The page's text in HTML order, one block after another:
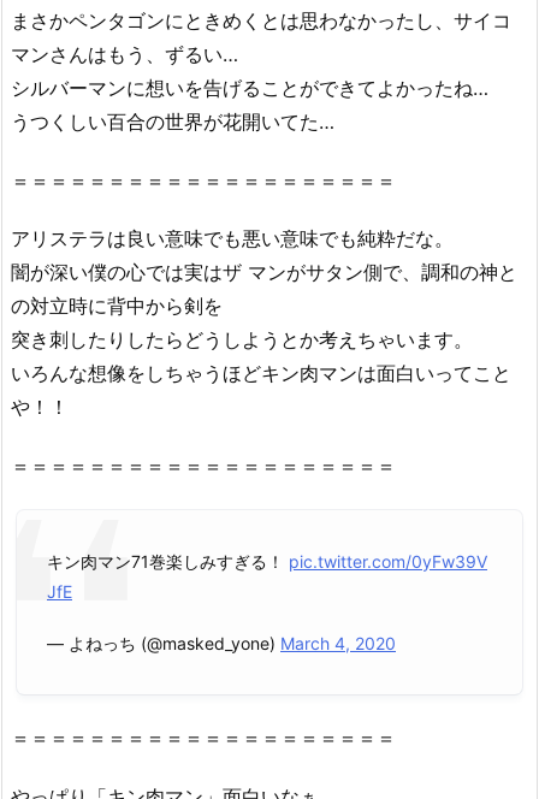
まさかペンタゴンにときめくとは思わなかったし、サイコ
マンさんはもう、ずるい…
シルバーマンに想いを告げることができてよかったね…
うつくしい百合の世界が花開いてた…
＝＝＝＝＝＝＝＝＝＝＝＝＝＝＝＝＝＝＝＝
アリステラは良い意味でも悪い意味でも純粋だな。
闇が深い僕の心では実はザ マンがサタン側で、調和の神と
の対立時に背中から剣を
突き刺したりしたらどうしようとか考えちゃいます。
いろんな想像をしちゃうほどキン肉マンは面白いってこと
や！！
＝＝＝＝＝＝＝＝＝＝＝＝＝＝＝＝＝＝＝＝
キン肉マン71巻楽しみすぎる！ pic.twitter.com/0yFw39V
JfE
— よねっち (@masked_yone) March 4, 2020
＝＝＝＝＝＝＝＝＝＝＝＝＝＝＝＝＝＝＝＝